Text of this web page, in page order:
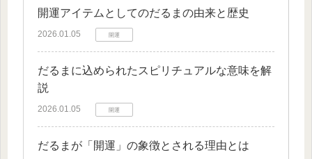
開運アイテムとしてのだるまの由来と歴史
2026.01.05 開運
だるまに込められたスピリチュアルな意味を解
説
2026.01.05 開運
だるまが「開運」の象徴とされる理由とは